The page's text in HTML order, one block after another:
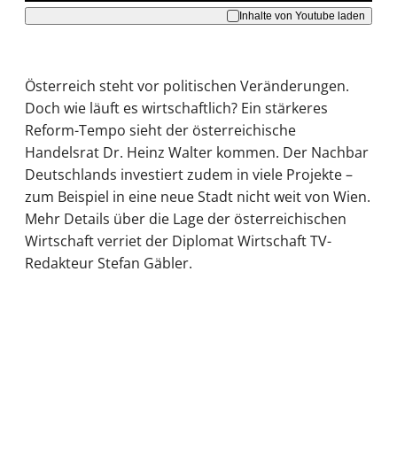
Inhalte von Youtube laden
Österreich steht vor politischen Veränderungen.
Doch wie läuft es wirtschaftlich? Ein stärkeres
Reform-Tempo sieht der österreichische
Handelsrat Dr. Heinz Walter kommen. Der Nachbar
Deutschlands investiert zudem in viele Projekte –
zum Beispiel in eine neue Stadt nicht weit von Wien.
Mehr Details über die Lage der österreichischen
Wirtschaft verriet der Diplomat Wirtschaft TV-
Redakteur Stefan Gäbler.